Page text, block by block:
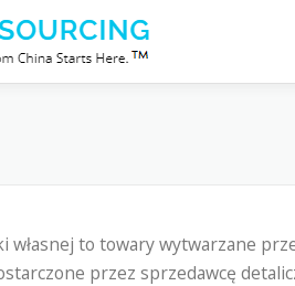
własnej to towary wytwarzane
przez sprzedawcę